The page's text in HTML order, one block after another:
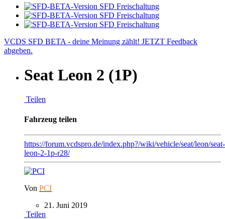
VCDS SFD BETA - deine Meinung zählt! JETZT Feedback
abgeben.
Seat Leon 2 (1P)
Teilen
Fahrzeug teilen
https://forum.vcdspro.de/index.php?/wiki/vehicle/seat/leon/seat-
leon-2-1p-r28/
Von PCI
21. Juni 2019
Teilen